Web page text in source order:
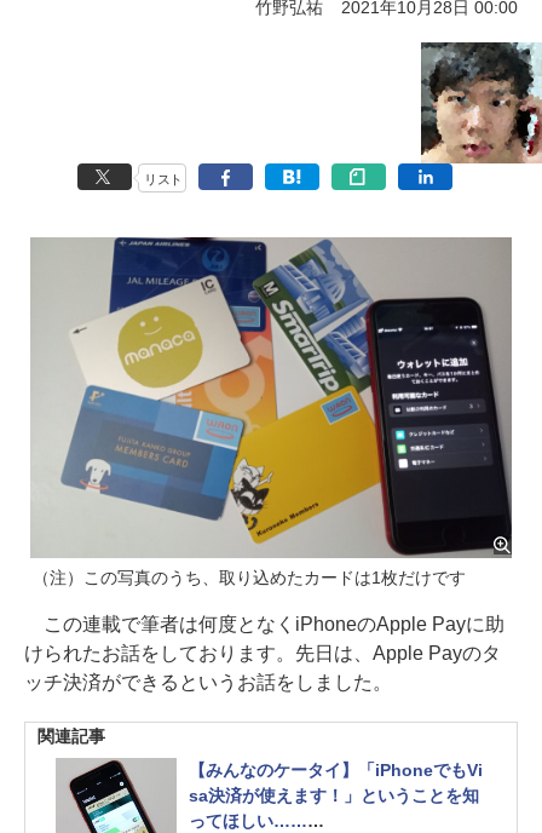
竹野弘祐
2021年10月28日 00:00
リスト
（注）この写真のうち、取り込めたカードは1枚だけです
この連載で筆者は何度となくiPhoneのApple Payに助
けられたお話をしております。先日は、Apple Payのタ
ッチ決済ができるというお話をしました。
関連記事
【みんなのケータイ】「iPhoneでもVi
sa決済が使えます！」ということを知
ってほしい……